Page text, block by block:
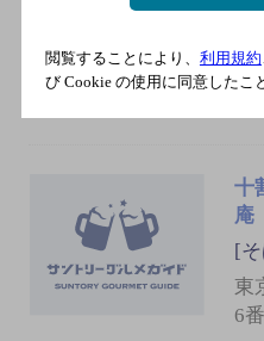
都
木
十
庵
[
東
6
閲覧することにより、 利用規約
び Cookie の使用に同意したこ